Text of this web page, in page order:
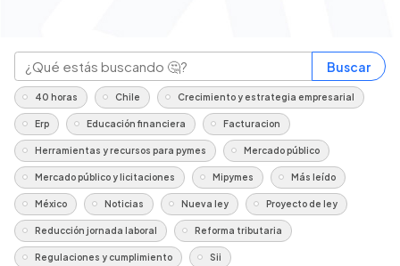
Buscar
40 horas Chile Crecimiento y estrategia empresarial
Erp Educación financiera Facturacion
Herramientas y recursos para pymes Mercado público
Mercado público y licitaciones Mipymes Más leído
México Noticias Nueva ley Proyecto de ley
Reducción jornada laboral Reforma tributaria
Regulaciones y cumplimiento Sii